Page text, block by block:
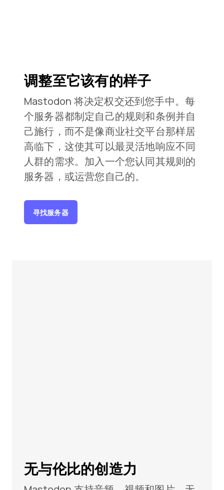
调整至它该有的样子
Mastodon 将决定权交还到您手中。每
个服务器都制定自己的规则和条例并自
己施行，而不是像商业社交平台那样居
高临下，这使其可以最灵活地响应不同
人群的需求。加入一个您认同其规则的
服务器，或运营您自己的。
寻找服务器
无与伦比的创造力